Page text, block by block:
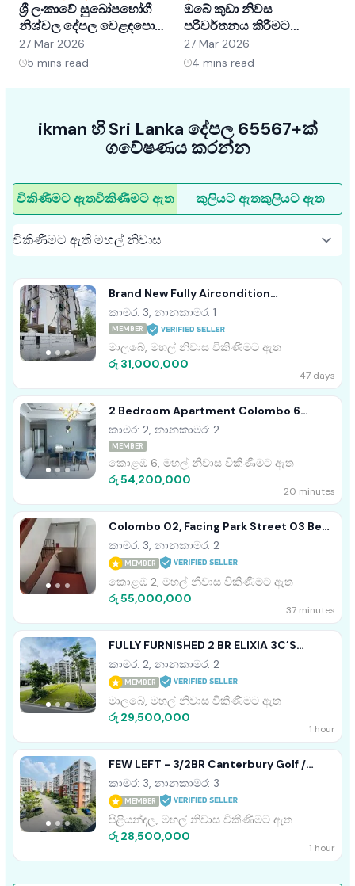
ශ්‍රී ලංකාවේ සුඛෝපභෝගී
නිශ්චල දේපල වෙළඳපොළ
අවබෝධ කර ගැනීම:
අවස්ථා සහ ප්‍රවණතා
27 Mar 2026
5 mins read
ඔබේ කුඩා නිවස
පරිවර්තනය කිරීමට
අභ්‍යන්තර සැලසුම් හක්ක
5ක්
27 Mar 2026
4 mins read
ikman හි Sri Lanka දේපල 65567+ක්
ගවේෂණය කරන්න
විකිණීමට ඇතවිකිණීමට ඇත කුලියට ඇතකුලියට ඇත
Brand New Fully Aircondition
Appartment Sale Malabe
කාමර: 3, නානකාමර: 1
MEMBER
මාලබේ, මහල් නිවාස විකිණීමට ඇත
රු 31,000,000
47 days
2 Bedroom Apartment Colombo 6
Wellawatta For Sale
කාමර: 2, නානකාමර: 2
MEMBER
කොළඹ 6, මහල් නිවාස විකිණීමට ඇත
රු 54,200,000
20 minutes
Colombo 02, Facing Park Street 03 Bed
Room Apartment For Sale
කාමර: 3, නානකාමර: 2
MEMBER
කොළඹ 2, මහල් නිවාස විකිණීමට ඇත
රු 55,000,000
37 minutes
FULLY FURNISHED 2 BR ELIXIA 3C’S
APARTMENT FOR SALE IN MALABE
කාමර: 2, නානකාමර: 2
MEMBER
මාලබේ, මහල් නිවාස විකිණීමට ඇත
රු 29,500,000
1 hour
FEW LEFT - 3/2BR Canterbury Golf /
Garden Apartment For Sale Piliyandala
කාමර: 3, නානකාමර: 3
MEMBER
පිළියන්දල, මහල් නිවාස විකිණීමට ඇත
රු 28,500,000
1 hour